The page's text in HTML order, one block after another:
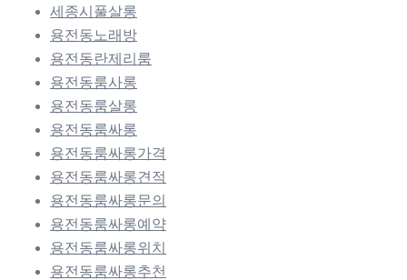
세종시풀살롱
용전동노래방
용전동란제리룸
용전동룸사롱
용전동룸살롱
용전동룸싸롱
용전동룸싸롱가격
용전동룸싸롱견적
용전동룸싸롱문의
용전동룸싸롱예약
용전동룸싸롱위치
용전동룸싸롱추천